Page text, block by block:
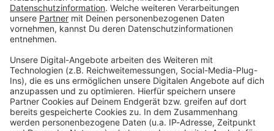
Studio Hotline
Kontaktformular
Sprachnachricht